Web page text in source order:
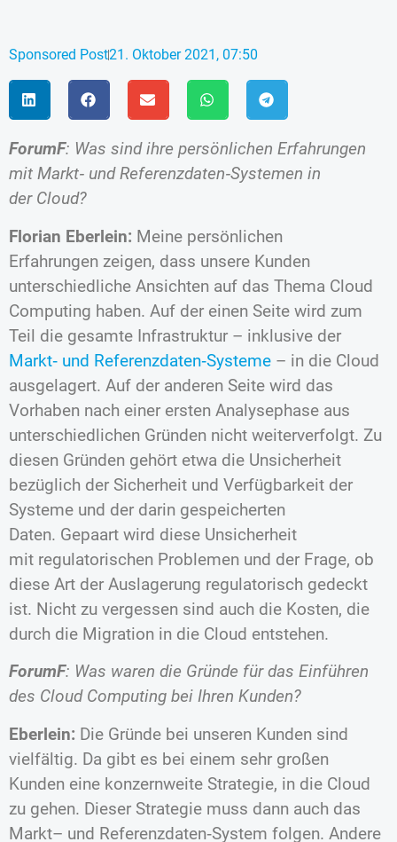
Sponsored Post21. Oktober 2021, 07:50
ForumF: Was sind ihre persönlichen Erfahrungen
mit Markt‐ und Referenzdaten‐Systemen in
der Cloud?
Florian Eberlein: Meine persönlichen
Erfahrungen zeigen, dass unsere Kunden
unterschiedliche Ansichten auf das Thema Cloud
Computing haben. Auf der einen Seite wird zum
Teil die gesamte Infrastruktur – inklusive der
Markt‐ und Referenzdaten‐Systeme – in die Cloud
ausgelagert. Auf der anderen Seite wird das
Vorhaben nach einer ersten Analysephase aus
unterschiedlichen Gründen nicht weiterverfolgt. Zu
diesen Gründen gehört etwa die Unsicherheit
bezüglich der Sicherheit und Verfügbarkeit der
Systeme und der darin gespeicherten
Daten. Gepaart wird diese Unsicherheit
mit regulatorischen Problemen und der Frage, ob
diese Art der Auslagerung regulatorisch gedeckt
ist. Nicht zu vergessen sind auch die Kosten, die
durch die Migration in die Cloud entstehen.
ForumF: Was waren die Gründe für das Einführen
des Cloud Computing bei Ihren Kunden?
Eberlein: Die Gründe bei unseren Kunden sind
vielfältig. Da gibt es bei einem sehr großen
Kunden eine konzernweite Strategie, in die Cloud
zu gehen. Dieser Strategie muss dann auch das
Markt– und Referenzdaten‐System folgen. Andere